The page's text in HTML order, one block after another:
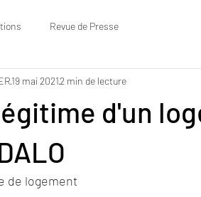
Revue de Presse
d'un
19 mai 20212 min de lecture
de logement